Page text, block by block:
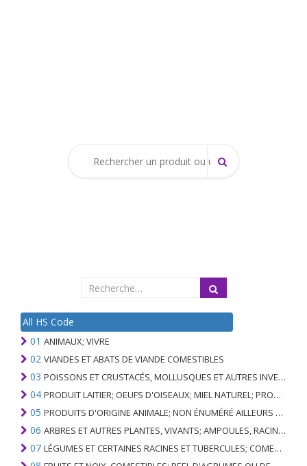
All HS Code
01 ANIMAUX; VIVRE
02 VIANDES ET ABATS DE VIANDE COMESTIBLES
03 POISSONS ET CRUSTACÉS, MOLLUSQUES ET AUTRES INVERTÉBRÉS AQUATIQUES
04 PRODUIT LAITIER; OEUFS D'OISEAUX; MIEL NATUREL; PRODUITS COMESTIBLES D'ORIGINE ANIMALE, NON ÉNUMÉRÉS AILLEURS OU INCLUS
05 PRODUITS D'ORIGINE ANIMALE; NON ÉNUMÉRÉ AILLEURS OU INCLUS
06 ARBRES ET AUTRES PLANTES, VIVANTS; AMPOULES, RACINES ET ANALOGUES; FLEURS COUPEES ET FEUILLAGE ORNEMENTAL
07 LÉGUMES ET CERTAINES RACINES ET TUBERCULES; COMESTIBLE